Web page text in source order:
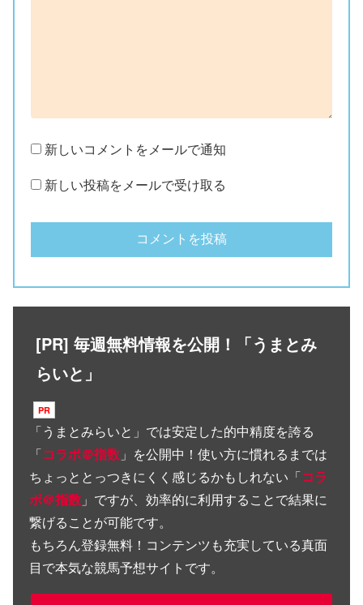
新しいコメントをメールで通知
新しい投稿をメールで受け取る
[PR] 毎週無料情報を公開！「うまとみ
らいと」
「うまとみらいと 」では安定した的中精度を誇る
「コラボ＠指数 」を公開中！使い方に慣れるまでは
ちょっととっつきにくく感じるかもしれない「コラ
ボ＠指数 」ですが、効率的に利用することで結果に
繋げることが可能です。
もちろん登録無料！コンテンツも充実している真面
目で本気な競馬予想サイトです。